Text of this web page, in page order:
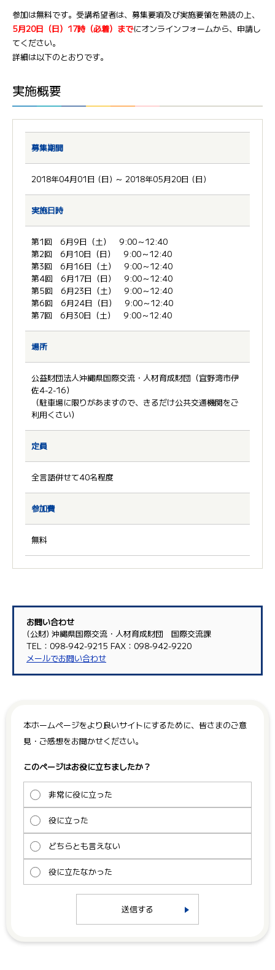
参加は無料です。受講希望者は、募集要項及び実施要領を熟読の上、
5月20日（日）17時（必着）までにオンラインフォームから、申請し
てください。
詳細は以下のとおりです。
実施概要
募集期間
2018年04月01日 (日) ～ 2018年05月20日 (日)
実施日時
第1回 6月9日（土） 9:00～12:40
第2回 6月10日（日） 9:00～12:40
第3回 6月16日（土） 9:00～12:40
第4回 6月17日（日） 9:00～12:40
第5回 6月23日（土） 9:00～12:40
第6回 6月24日（日） 9:00～12:40
第7回 6月30日（土） 9:00～12:40
場所
公益財団法人沖縄県国際交流・人材育成財団（宜野湾市伊
佐4-2-16）
（駐車場に限りがあますので、きるだけ公共交通機関をご
利用くさい）
定員
全言語併せて40名程度
参加費
無料
お問い合わせ
(公財) 沖縄県国際交流・人材育成財団 国際交流課
TEL：098-942-9215 FAX：098-942-9220
メールでお問い合わせ
本ホームページをより良いサイトにするために、皆さまのご意
見・ご感想をお聞かせください。
このページはお役に立ちましたか？
非常に役に立った
役に立った
どちらとも言えない
役に立たなかった
送信する